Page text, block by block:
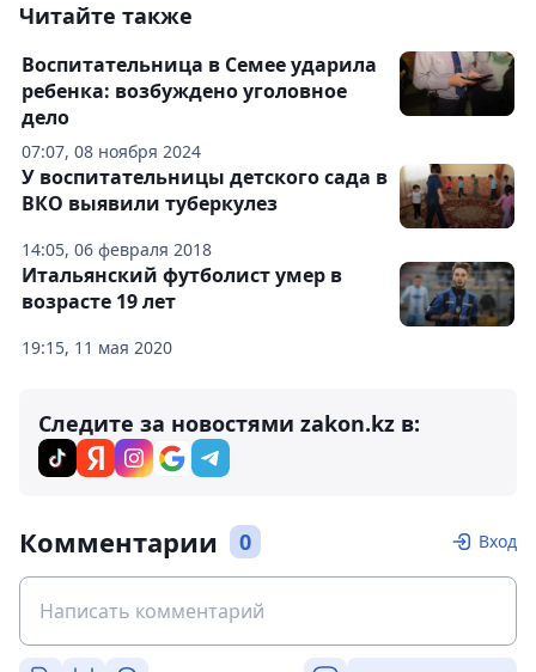
Читайте также
07:07, 08 ноября 2024
Воспитательница в Семее ударила
ребенка: возбуждено уголовное
дело
14:05, 06 февраля 2018
У воспитательницы детского сада в
ВКО выявили туберкулез
19:15, 11 мая 2020
Итальянский футболист умер в
возрасте 19 лет
Следите за новостями zakon.kz в:
Комментарии 0 Вход